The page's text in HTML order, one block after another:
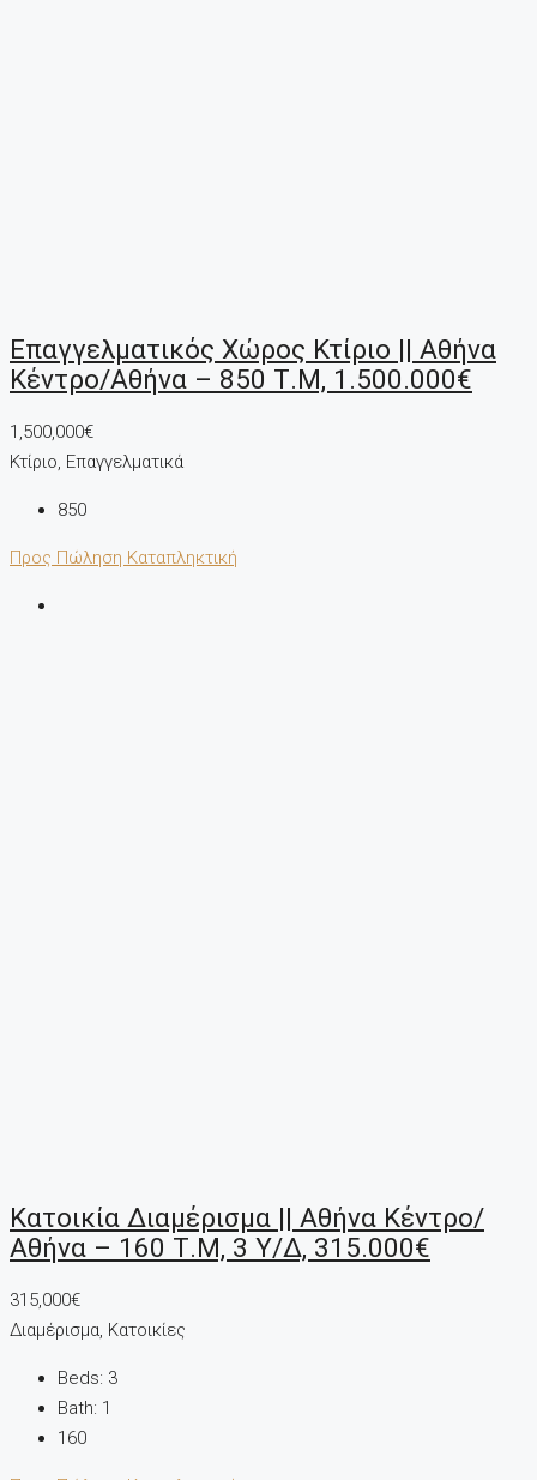
Επαγγελματικός Χώρος Κτίριο || Αθήνα
Κέντρο/Αθήνα – 850 Τ.μ, 1.500.000€
1,500,000€
Κτίριο, Επαγγελματικά
850
Προς Πώληση Καταπληκτική
Κατοικία Διαμέρισμα || Αθήνα Κέντρο/
Αθήνα – 160 Τ.μ, 3 Υ/Δ, 315.000€
315,000€
Διαμέρισμα, Κατοικίες
Beds: 3
Bath: 1
160